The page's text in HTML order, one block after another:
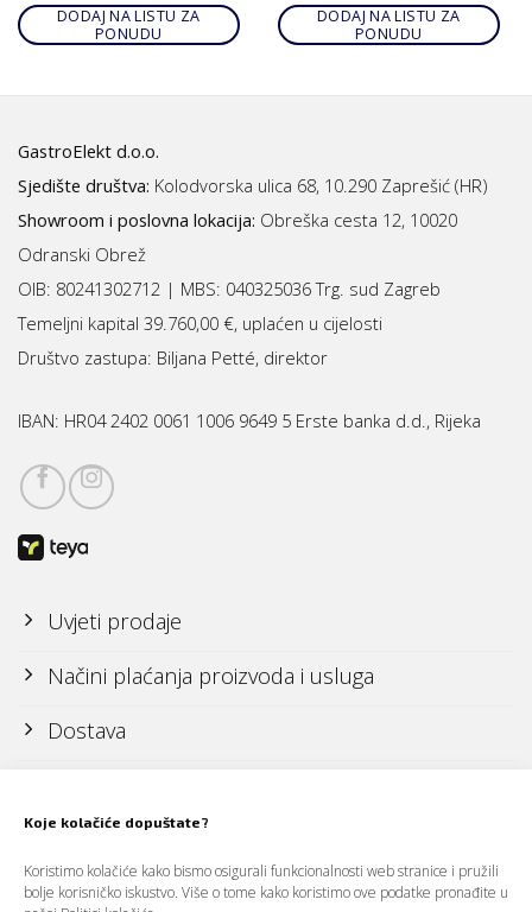
Koje kolačiće dopuštate?
Koristimo kolačiće kako bismo osigurali funkcionalnosti web stranice i pružili
bolje korisničko iskustvo. Više o tome kako koristimo ove podatke pronađite u
DODAJ NA LISTU ZA
PONUDU
DODAJ NA LISTU ZA
PONUDU
GastroElekt d.o.o.
Sjedište društva: Kolodvorska ulica 68, 10.290 Zaprešić (HR)
Showroom i poslovna lokacija: Obreška cesta 12, 10020
Odranski Obrež
OIB: 80241302712 | MBS: 040325036 Trg. sud Zagreb
Temeljni kapital 39.760,00 €, uplaćen u cijelosti
Društvo zastupa: Biljana Petté, direktor
IBAN: HR04 2402 0061 1006 9649 5 Erste banka d.d., Rijeka
Uvjeti prodaje
Načini plaćanja proizvoda i usluga
Dostava
Politika zaštite osobnih podataka (GDPR)